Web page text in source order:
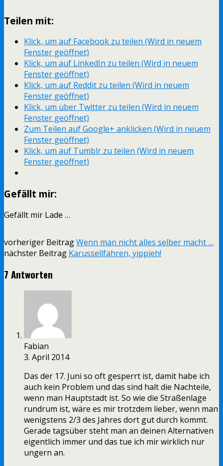
Teilen mit:
Klick, um auf Facebook zu teilen (Wird in neuem
Fenster geöffnet)
Klick, um auf LinkedIn zu teilen (Wird in neuem
Fenster geöffnet)
Klick, um auf Reddit zu teilen (Wird in neuem
Fenster geöffnet)
Klick, um über Twitter zu teilen (Wird in neuem
Fenster geöffnet)
Zum Teilen auf Google+ anklicken (Wird in neuem
Fenster geöffnet)
Klick, um auf Tumblr zu teilen (Wird in neuem
Fenster geöffnet)
Gefällt mir:
Gefällt mir Lade …
vorheriger BeitragWenn man nicht alles selber macht …
nächster Beitrag Karussellfahren, yippieh!
7 Antworten
Fabian
3. April 2014
Das der 17. Juni so oft gesperrt ist, damit habe ich
auch kein Problem und das sind halt die Nachteile,
wenn man Hauptstadt ist. So wie die Straßenlage
rundrum ist, wäre es mir trotzdem lieber, wenn man
wenigstens 2/3 des Jahres dort gut durch kommt.
Gerade tagsüber steht man an deinen Alternativen
eigentlich immer und das tue ich mir wirklich nur
ungern an.